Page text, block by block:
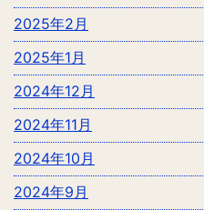
2025年2月
2025年1月
2024年12月
2024年11月
2024年10月
2024年9月